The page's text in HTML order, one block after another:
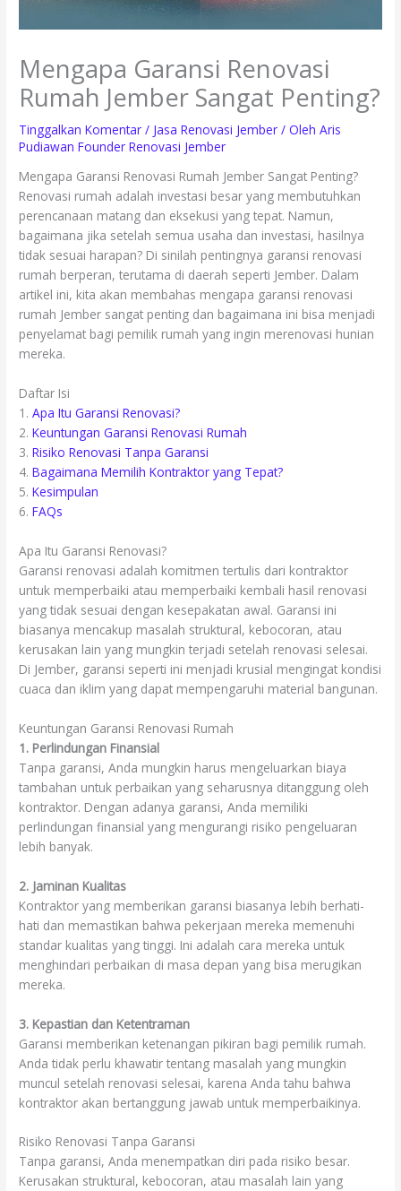
Mengapa Garansi Renovasi
Rumah Jember Sangat Penting?
Tinggalkan Komentar / Jasa Renovasi Jember / OlehAris
Pudiawan Founder Renovasi Jember
Mengapa Garansi Renovasi Rumah Jember Sangat Penting?
Renovasi rumah adalah investasi besar yang membutuhkan
perencanaan matang dan eksekusi yang tepat. Namun,
bagaimana jika setelah semua usaha dan investasi, hasilnya
tidak sesuai harapan? Di sinilah pentingnya garansi renovasi
rumah berperan, terutama di daerah seperti Jember. Dalam
artikel ini, kita akan membahas mengapa garansi renovasi
rumah Jember sangat penting dan bagaimana ini bisa menjadi
penyelamat bagi pemilik rumah yang ingin merenovasi hunian
mereka.
Daftar Isi
1.Apa Itu Garansi Renovasi?
2.Keuntungan Garansi Renovasi Rumah
3.Risiko Renovasi Tanpa Garansi
4.Bagaimana Memilih Kontraktor yang Tepat?
5.Kesimpulan
6.FAQs
Apa Itu Garansi Renovasi?
Garansi renovasi adalah komitmen tertulis dari kontraktor
untuk memperbaiki atau memperbaiki kembali hasil renovasi
yang tidak sesuai dengan kesepakatan awal. Garansi ini
biasanya mencakup masalah struktural, kebocoran, atau
kerusakan lain yang mungkin terjadi setelah renovasi selesai.
Di Jember, garansi seperti ini menjadi krusial mengingat kondisi
cuaca dan iklim yang dapat mempengaruhi material bangunan.
Keuntungan Garansi Renovasi Rumah
1. Perlindungan Finansial
Tanpa garansi, Anda mungkin harus mengeluarkan biaya
tambahan untuk perbaikan yang seharusnya ditanggung oleh
kontraktor. Dengan adanya garansi, Anda memiliki
perlindungan finansial yang mengurangi risiko pengeluaran
lebih banyak.
2. Jaminan Kualitas
Kontraktor yang memberikan garansi biasanya lebih berhati-
hati dan memastikan bahwa pekerjaan mereka memenuhi
standar kualitas yang tinggi. Ini adalah cara mereka untuk
menghindari perbaikan di masa depan yang bisa merugikan
mereka.
3. Kepastian dan Ketentraman
Garansi memberikan ketenangan pikiran bagi pemilik rumah.
Anda tidak perlu khawatir tentang masalah yang mungkin
muncul setelah renovasi selesai, karena Anda tahu bahwa
kontraktor akan bertanggung jawab untuk memperbaikinya.
Risiko Renovasi Tanpa Garansi
Tanpa garansi, Anda menempatkan diri pada risiko besar.
Kerusakan struktural, kebocoran, atau masalah lain yang